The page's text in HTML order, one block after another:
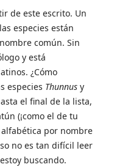
de este escrito. Un
especies están
común. Sin
y está
¿Cómo
especies Thunnus y
el final de la lista,
(¡como el de tu
por nombre
no es tan difícil leer
buscando.